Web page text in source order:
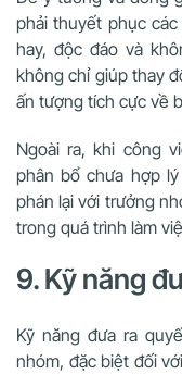
phải thuyết phục
hay, độc đáo và
không chỉ giúp thay
ấn tượng tích cực về
Ngoài ra, khi công
phân bổ chưa hợp
phán lại với trưởng
trong quá trình làm
9. Kỹ năng
Kỹ năng đưa ra
nhóm, đặc biệt đối